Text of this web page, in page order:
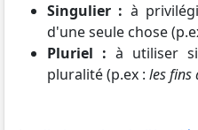
Singulier : à
d'une seule chose
Pluriel : à utiliser
pluralité (p.ex : les fins